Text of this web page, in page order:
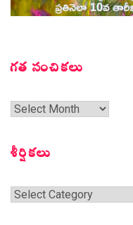
గత సంచికలు
గత
శీర్షికలు
శీర్షికలు